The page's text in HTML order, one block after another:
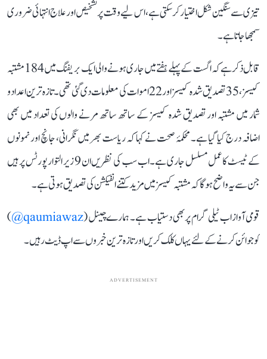
تیزی سے سنگین شکل اختیار کر سکتی ہے، اس لیے وقت پر تشخیص اور علاج انتہائی ضروری
سمجھا جاتا ہے۔
قابل ذکر ہے کہ اگست کے پہلے ہفتے میں جاری ہونے والی ایک بریفنگ میں 184 مشتبہ
کیسز، 35 تصدیق شدہ کیسز اور 22 اموات کی معلومات دی گئی تھی۔ تازہ ترین اعداد و
شمار میں مشتبہ اور تصدیق شدہ کیسز کے ساتھ ساتھ مرنے والوں کی تعداد میں بھی
اضافہ درج کیا گیا ہے۔ محکمۂ صحت نے کہا کہ ریاست بھر میں نگرانی، جانچ اور نمونوں
کے ٹیسٹ کا عمل مسلسل جاری ہے۔ اب سب کی نظریں ان 9 زیر التوا رپورٹس پر ہیں
جن سے یہ واضح ہوگا کہ مشتبہ کیسز میں مزید کتنے انفیکشن کی تصدیق ہوتی ہے۔
قومی آواز اب ٹیلی گرام پر بھی دستیاب ہے۔ ہمارے چینل (qaumiawaz@
)
کو جوائن کرنے کے لئے یہاں کلک کریں اور تازہ ترین خبروں سے اپ ڈیٹ رہیں۔
ADVERTISEMENT